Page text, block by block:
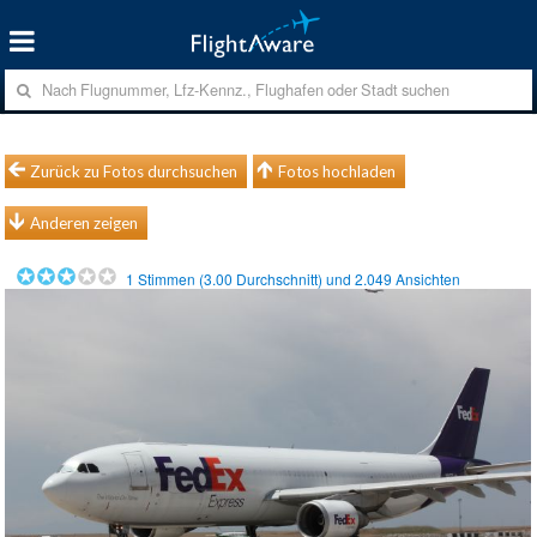
Zurück zu Fotos durchsuchen Fotos hochladen
Anderen zeigen
1 Stimmen (3.00 Durchschnitt) und2.049 Ansichten